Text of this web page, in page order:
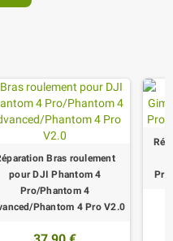
Bras roulement
pour DJI Phantom 4
Pro/Phantom 4
Phantom 4 Pro V2.0